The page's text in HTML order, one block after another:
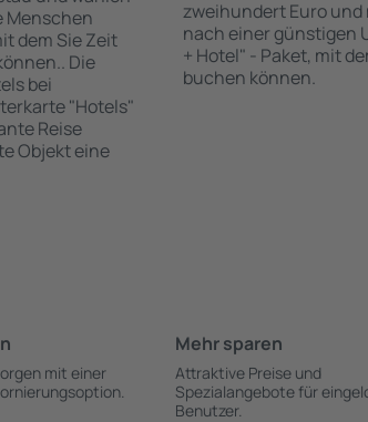
Menschen
dem Sie Zeit
Die
bei
"Hotels"
Reise
Objekt eine
zweihundert Euro und
nach einer günstigen
+ Hotel" - Paket, mit
buchen können.
mit einer
Mehr sparen
Attraktive Preise und
Spezialangebote für
Benutzer.